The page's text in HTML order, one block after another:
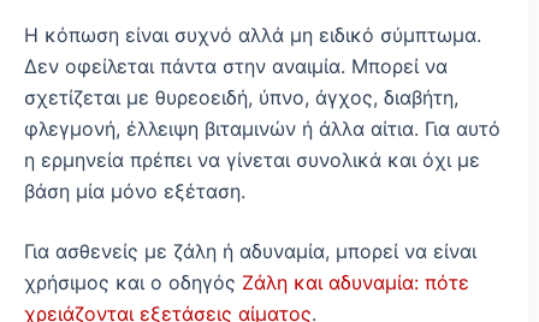
Η κόπωση είναι συχνό αλλά μη ειδικό σύμπτωμα.
Δεν οφείλεται πάντα στην αναιμία. Μπορεί να
σχετίζεται με θυρεοειδή, ύπνο, άγχος, διαβήτη,
φλεγμονή, έλλειψη βιταμινών ή άλλα αίτια. Για αυτό
η ερμηνεία πρέπει να γίνεται συνολικά και όχι με
βάση μία μόνο εξέταση.
Για ασθενείς με ζάλη ή αδυναμία, μπορεί να είναι
χρήσιμος και ο οδηγός Ζάλη και αδυναμία: πότε
χρειάζονται εξετάσεις αίματος.